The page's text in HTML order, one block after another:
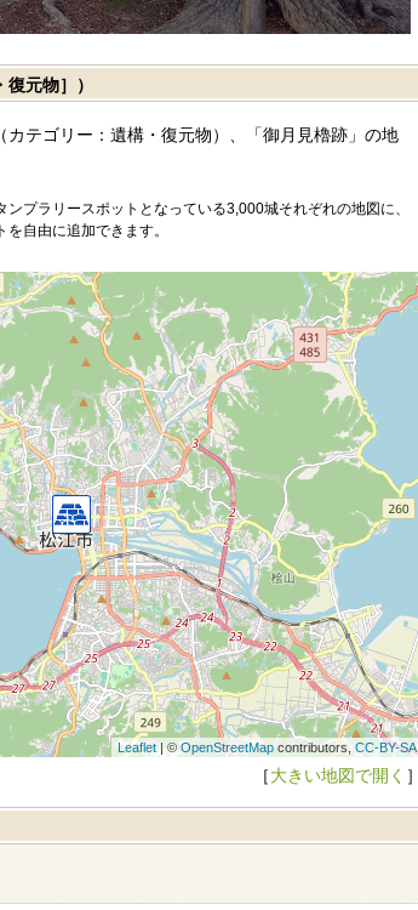
元物］）
テゴリー：遺構・復元物）、「御月見櫓跡」の地
ンプラリースポットとなっている3,000城それぞれの地図に、
自由に追加できます。
Leaflet| © OpenStreetMapcontributors, CC-BY-SA
［大きい地図で開く ］